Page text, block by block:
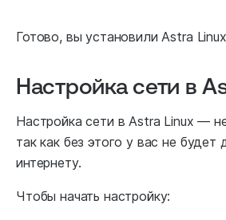
Готово, вы установили Astra
Настройка сети в
Настройка сети в Astra Linux —
так как без этого у вас не будет
интернету.
Чтобы начать настройку: